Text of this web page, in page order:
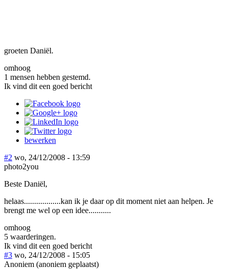
groeten Daniël.
omhoog
1 mensen hebben gestemd.
Ik vind dit een goed bericht
bewerken
#2 wo, 24/12/2008 - 13:59
photo2you
Beste Daniël,
helaas..................kan ik je daar op dit moment niet aan helpen. Je
brengt me wel op een idee...........
omhoog
5 waarderingen.
Ik vind dit een goed bericht
#3 wo, 24/12/2008 - 15:05
Anoniem (anoniem geplaatst)